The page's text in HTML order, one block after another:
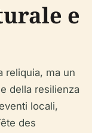
e
reliquia, ma un
della resilienza
locali,
des